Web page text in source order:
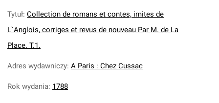
Tytuł: Collection de romans et contes, imites de
L`Anglois, corriges et revus de nouveau Par M. de La
Place. T.1.
Adres wydawniczy: A Paris : Chez Cussac
Rok wydania: 1788